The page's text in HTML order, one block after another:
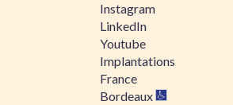
Instagram
LinkedIn
Youtube
Implantations
France
Bordeaux